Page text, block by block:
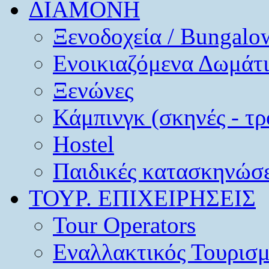
ΔΙΑΜΟΝΗ
Ξενοδοχεία /
Ενοικιαζόμενα
Ξενώνες
Κάμπινγκ (σκηνές -
Hostel
Παιδικές
ΤΟΥΡ. ΕΠΙΧΕΙΡΗΣΕΙΣ
Tour Operators
Εναλλακτικός